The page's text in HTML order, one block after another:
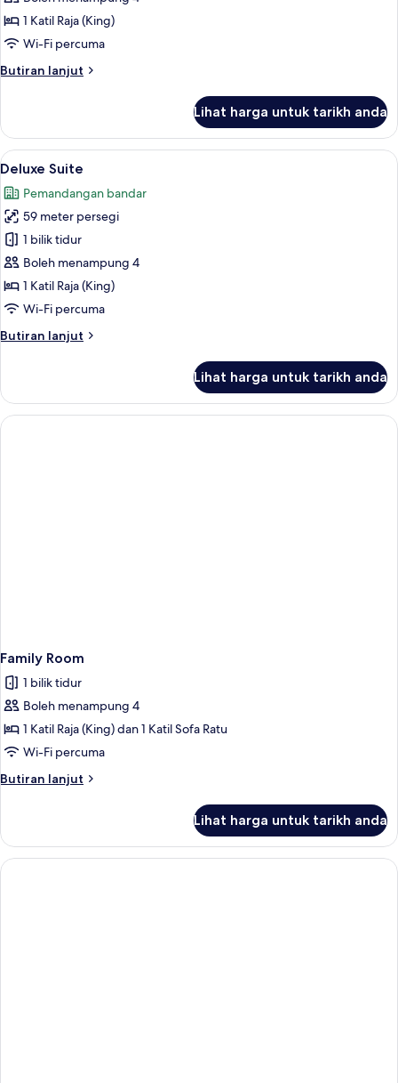
Room1 Katil Raja (King)
Wi-Fi percuma
Butiran lanjut
Butiran
Double
Room
Lihat harga untuk tarikh anda
Lihat
semua
foto
untuk
Deluxe
Suite
Deluxe Suite | Peralatan tempat
13
Deluxe Suite
Pemandangan bandar
59 meter persegi
1 bilik tidur
Boleh menampung 4
1 Katil Raja (King)
Wi-Fi percuma
Butiran lanjut
Butiran
Suite
Lihat harga untuk tarikh anda
Family Room
1 bilik tidur
Boleh menampung 4
1 Katil Raja (King) dan 1 Katil Sofa Ratu
Wi-Fi percuma
Butiran lanjut
Butiran
Room
Lihat harga untuk tarikh anda